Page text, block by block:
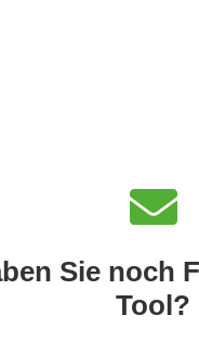
Sie noch
Tool?